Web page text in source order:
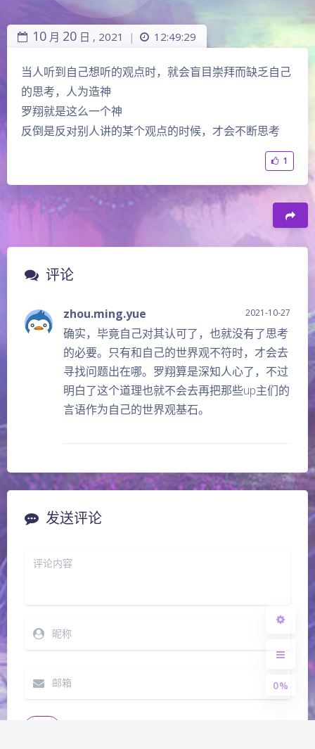
深阴影
灰度
0%
10 月 20 日 , 2021 | 12:49:29
当人听到自己想听的观点时，就会盲目崇拜而缺乏自己
的思考，人为造神
罗翔就是这么一个神
反倒是反对别人讲的某个观点的时候，才会不断思考
1
评论
zhou.ming.yue 2021-10-27
确实，毕竟自己对其认可了，也就没有了思考
的必要。只有和自己的世界观不符时，才会去
寻找问题出在哪。罗翔算是深知人心了，不过
明白了这个道理也就不会去再把那些up主们的
言语作为自己的世界观基石。
发送评论